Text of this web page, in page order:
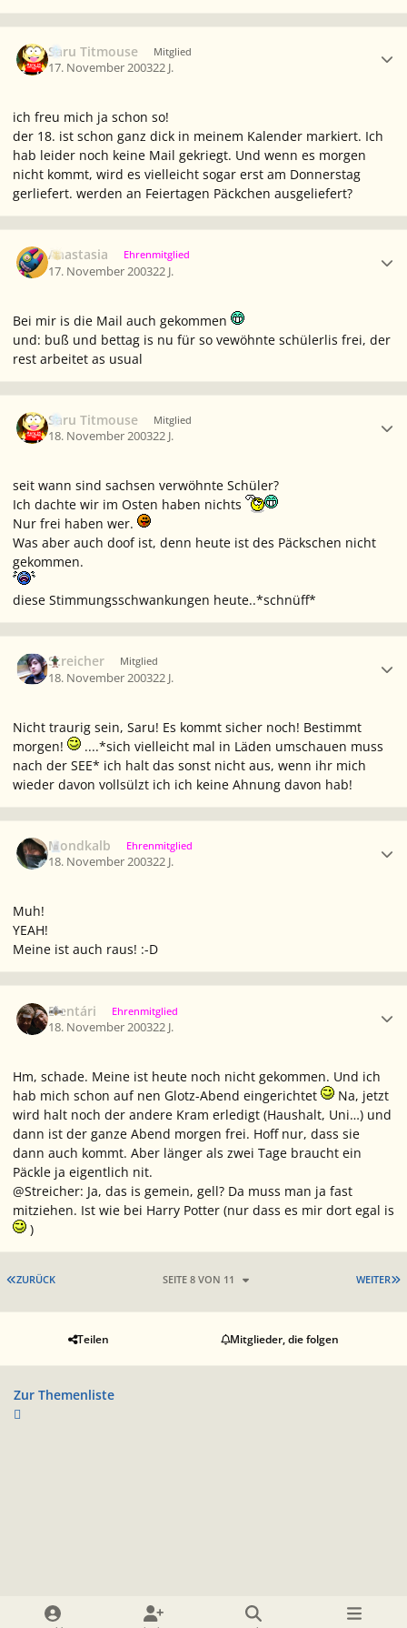
Saru Titmouse Mitglied
17. November 200322 J.
ich freu mich ja schon so!
der 18. ist schon ganz dick in meinem Kalender markiert. Ich
hab leider noch keine Mail gekriegt. Und wenn es morgen
nicht kommt, wird es vielleicht sogar erst am Donnerstag
gerliefert. werden an Feiertagen Päckchen ausgeliefert?
Anastasia Ehrenmitglied
17. November 200322 J.
Bei mir is die Mail auch gekommen
und: buß und bettag is nu für so vewöhnte schülerlis frei, der
rest arbeitet as usual
Saru Titmouse Mitglied
18. November 200322 J.
seit wann sind sachsen verwöhnte Schüler?
Ich dachte wir im Osten haben nichts
Nur frei haben wer.
Was aber auch doof ist, denn heute ist des Päckschen nicht
gekommen.
diese Stimmungsschwankungen heute..*schnüff*
Streicher Mitglied
18. November 200322 J.
Nicht traurig sein, Saru! Es kommt sicher noch! Bestimmt
morgen!
....*sich vielleicht mal in Läden umschauen muss
nach der SEE* ich halt das sonst nicht aus, wenn ihr mich
wieder davon vollsülzt ich ich keine Ahnung davon hab!
Mondkalb Ehrenmitglied
18. November 200322 J.
Muh!
YEAH!
Meine ist auch raus! :-D
Elentári Ehrenmitglied
18. November 200322 J.
Hm, schade. Meine ist heute noch nicht gekommen. Und ich
hab mich schon auf nen Glotz-Abend eingerichtet
Na, jetzt
wird halt noch der andere Kram erledigt (Haushalt, Uni…) und
dann ist der ganze Abend morgen frei. Hoff nur, dass sie
dann auch kommt. Aber länger als zwei Tage braucht ein
Päckle ja eigentlich nit.
@Streicher: Ja, das is gemein, gell? Da muss man ja fast
mitziehen. Ist wie bei Harry Potter (nur dass es mir dort egal is
)
ERSTE SEITE
ZURÜCK WEITER
SEITE 8 VON 11
Teilen Mitglieder, die folgen
Zur Themenliste
Heller Modus
Dunkler ModusSystemeinstellung